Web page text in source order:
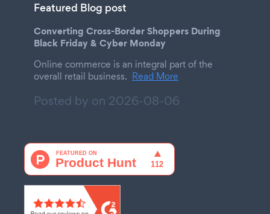
Featured Blog post
Converting Cross-Border Shoppers During
Black Friday & Cyber Monday
Online commerce is an integral part of the
overall retail business. Read More
Posted by on 2026-08-06